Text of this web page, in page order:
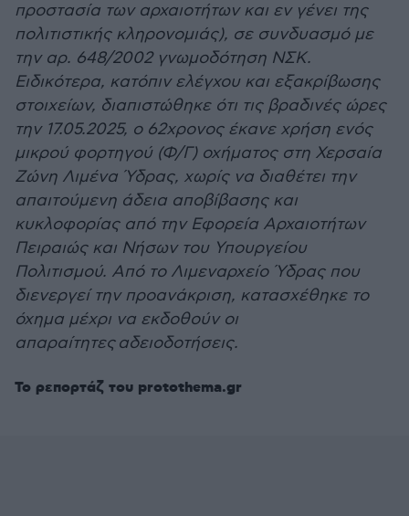
προστασία των αρχαιοτήτων και εν γένει της
πολιτιστικής κληρονομιάς), σε συνδυασμό με
την αρ. 648/2002 γνωμοδότηση ΝΣΚ.
Ειδικότερα, κατόπιν ελέγχου και εξακρίβωσης
στοιχείων, διαπιστώθηκε ότι τις βραδινές ώρες
την 17.05.2025, ο 62χρονος έκανε χρήση ενός
μικρού φορτηγού (Φ/Γ) οχήματος στη Χερσαία
Ζώνη Λιμένα Ύδρας, χωρίς να διαθέτει την
απαιτούμενη άδεια αποβίβασης και
κυκλοφορίας από την Εφορεία Αρχαιοτήτων
Πειραιώς και Νήσων του Υπουργείου
Πολιτισμού. Από το Λιμεναρχείο Ύδρας που
διενεργεί την προανάκριση, κατασχέθηκε το
όχημα μέχρι να εκδοθούν οι
απαραίτητες αδειοδοτήσεις.
Το ρεπορτάζ του protothema.gr